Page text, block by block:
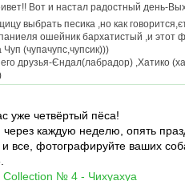
Вот и настал радостный день-
выбрать песика ,но как
ошейник бархатистый ,и этот
Чуп (чупачупс,чупсик)))
друзья-Єндал(лабрадор) ,Хатико
уже четвёртый пёса!
каждую неделю, опять
все, фотографируйте ваших